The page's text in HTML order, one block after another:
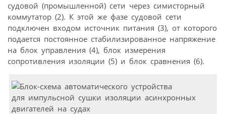
судовой (промышленной) сети через симисторный
коммутатор (2). К этой же фазе судовой сети
подключен входом источник питания (3), от которого
подается постоянное стабилизированное напряжение
на блок управления (4), блок измерения
сопротивления изоляции (5) и блок сравнения (6).